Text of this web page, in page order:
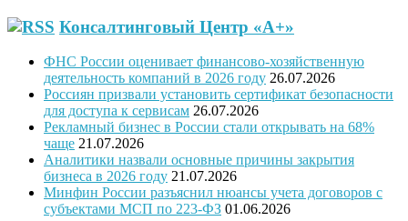
Консалтинговый Центр «А+»
ФНС России оценивает финансово-хозяйственную
деятельность компаний в 2026 году 26.07.2026
Россиян призвали установить сертификат безопасности
для доступа к сервисам 26.07.2026
Рекламный бизнес в России стали открывать на 68%
чаще 21.07.2026
Аналитики назвали основные причины закрытия
бизнеса в 2026 году 21.07.2026
Минфин России разъяснил нюансы учета договоров с
субъектами МСП по 223-ФЗ 01.06.2026